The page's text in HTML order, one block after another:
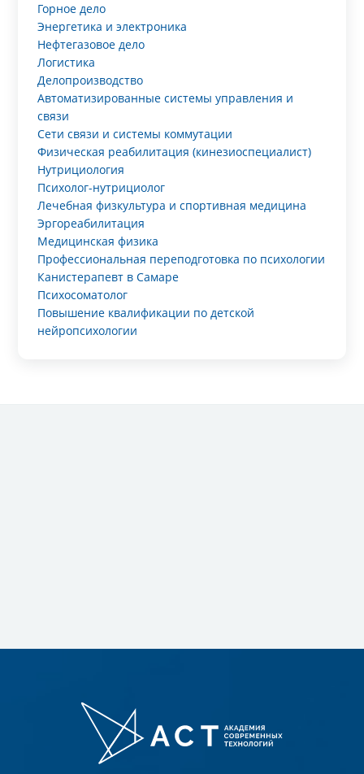
Горное дело
Энергетика и электроника
Нефтегазовое дело
Логистика
Делопроизводство
Автоматизированные системы управления и
связи
Сети связи и системы коммутации
Физическая реабилитация (кинезиоспециалист)
Нутрициология
Психолог-нутрициолог
Лечебная физкультура и спортивная медицина
Эргореабилитация
Медицинская физика
Профессиональная переподготовка по психологии
Канистерапевт в Самаре
Психосоматолог
Повышение квалификации по детской
нейропсихологии